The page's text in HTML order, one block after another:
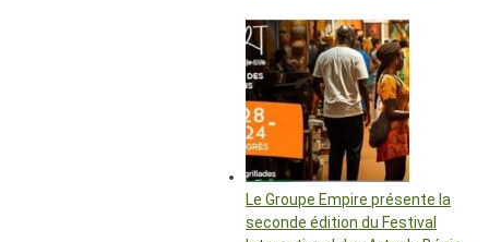
Le Groupe Empire présente la
seconde édition du Festival